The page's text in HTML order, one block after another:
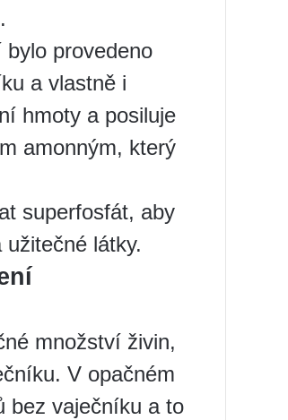
provedeno
a vlastně i
hmoty a posiluje
amonným, který
superfosfát, aby
látky.
množství živin,
V opačném
bez vaječníku a to